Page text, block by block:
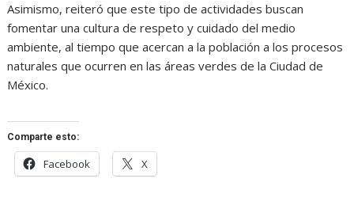
Asimismo, reiteró que este tipo de actividades buscan
fomentar una cultura de respeto y cuidado del medio
ambiente, al tiempo que acercan a la población a los procesos
naturales que ocurren en las áreas verdes de la Ciudad de
México.
Comparte esto:
Facebook X